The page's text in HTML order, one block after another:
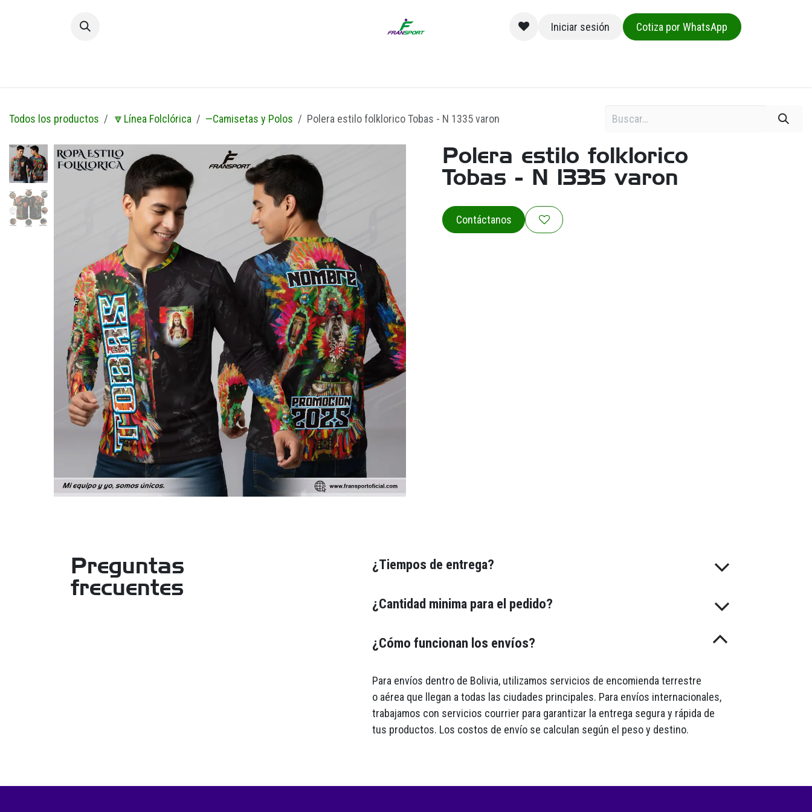
Iniciar sesión
Cotiza por WhatsApp
Todos los productos 🔽Línea Folclórica —Camisetas y Polos Polera estilo folklorico Tobas - N 1335 varon
Polera estilo folklorico
Tobas - N 1335 varon
Contáctanos
Preguntas
frecuentes
¿Tiempos de entrega?
¿Cantidad minima para el pedido?
¿Cómo funcionan los envíos?
Para envíos dentro de Bolivia, utilizamos servicios de encomienda terrestre
o aérea que llegan a todas las ciudades principales. Para envíos internacionales,
trabajamos con servicios courrier para garantizar la entrega segura y rápida de
tus productos. Los costos de envío se calculan según el peso y destino.